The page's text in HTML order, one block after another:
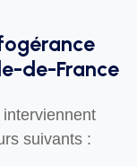
de-France
suivants :